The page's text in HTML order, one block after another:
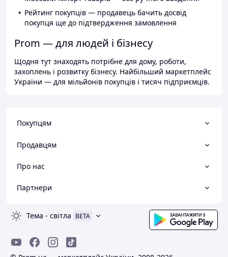
Рейтинг покупців — продавець бачить досвід
покупця ще до підтвердження замовлення
Prom — для людей і бізнесу
Щодня тут знаходять потрібне для дому, роботи,
захоплень і розвитку бізнесу. Найбільший маркетплейс
України — для мільйонів покупців і тисяч підприємців.
Покупцям
Продавцям
Про нас
Партнери
Тема - світла BETA